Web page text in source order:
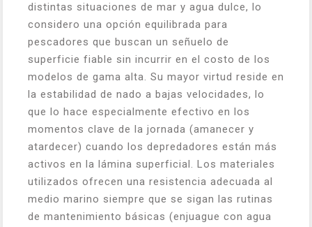
distintas situaciones de mar y agua dulce, lo
considero una opción equilibrada para
pescadores que buscan un señuelo de
superficie fiable sin incurrir en el costo de los
modelos de gama alta. Su mayor virtud reside en
la estabilidad de nado a bajas velocidades, lo
que lo hace especialmente efectivo en los
momentos clave de la jornada (amanecer y
atardecer) cuando los depredadores están más
activos en la lámina superficial. Los materiales
utilizados ofrecen una resistencia adecuada al
medio marino siempre que se sigan las rutinas
de mantenimiento básicas (enjuague con agua